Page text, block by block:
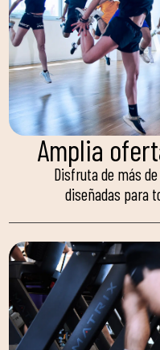
Amplia
Disfruta de más
diseñadas para